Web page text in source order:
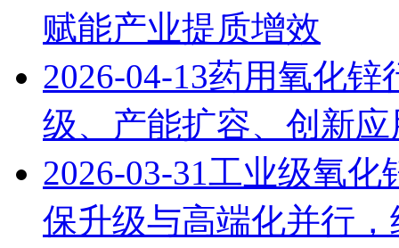
赋能产业提质增效
2026-04-13药用氧化锌
级、产能扩容、创新
2026-03-31工业级氧化
保升级与高端化并行